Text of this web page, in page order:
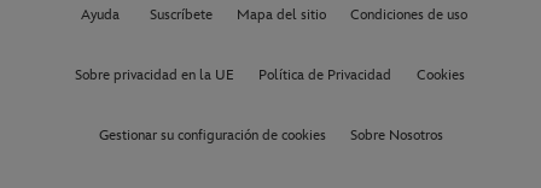
Ayuda Suscríbete Mapa del sitio Condiciones de uso
Sobre privacidad en la UE Política de Privacidad Cookies
Gestionar su configuración de cookies Sobre Nosotros